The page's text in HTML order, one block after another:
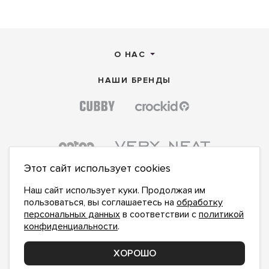
О НАС
НАШИ БРЕНДЫ
ПОДПИСАТЬСЯ НА НОВОСТИ:
сполитикой конфиденциальностиознакомлен и
Этот сайт использует cookies
Наш сайт использует куки. Продолжая им
пользоваться, вы соглашаетесь на обработку
персональных данных в соответствии с политикой
конфиденциальности.
ХОРОШО